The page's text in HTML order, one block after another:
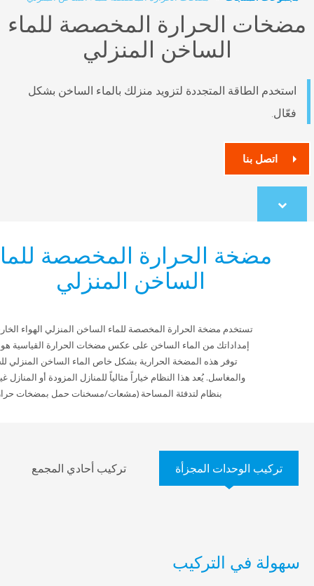
الحرارة المخصصة للماء
الساخن المنزلي
المتجددة لتزويد منزلك بالماء الساخن بشكل
بنا
الحرارة المخصصة للماء
الساخن المنزلي
تستخدم مضخة الحرارة المخصصة للماء الساخن المنزلي الهواء الخارجي لتسخين
إمداداتك من الماء الساخن على عكس مضخات الحرارة القياسية هواء-إلى-ماء،
توفر هذه المضخة الحرارية بشكل خاص الماء الساخن المنزلي للحمامات
والمغاسل. يُعد هذا النظام خياراً مثالياً للمنازل المزودة أو المنازل غير المزودة
بنظام لتدفئة المساحة (مشعات/مسخنات حمل بمضخات حرارة).
الوحدات المجزأة تركيب أحادي المجمع
في التركيب